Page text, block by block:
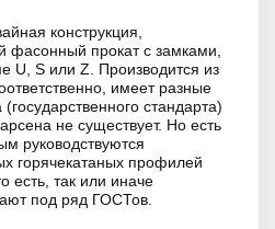
конструкция,
фасонный прокат с замками,
S или Z. Производится из
имеет разные
стандарта)
не существует. Но есть
руководствуются
горячекатаных профилей
есть, так или иначе
под ряд ГОСТов.